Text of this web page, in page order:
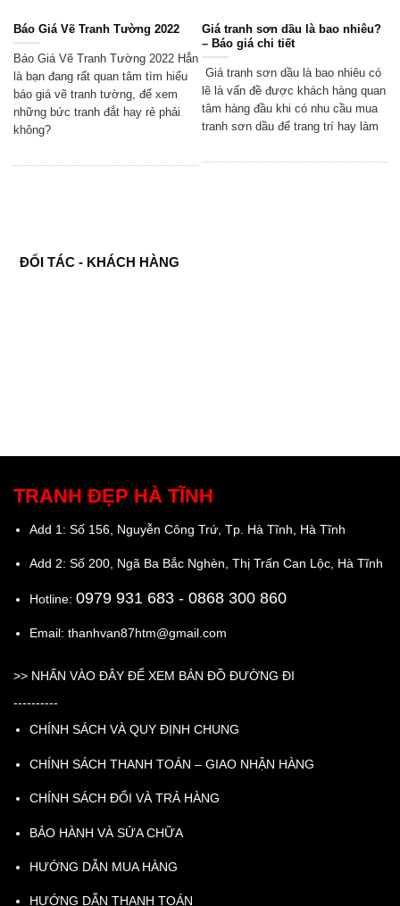
Báo Giá Vẽ Tranh Tường 2022
Báo Giá Vẽ Tranh Tường 2022 Hẳn
là bạn đang rất quan tâm tìm hiểu
báo giá vẽ tranh tường, để xem
những bức tranh đắt hay rẻ phải
không?
Giá tranh sơn dầu là bao nhiêu?
– Báo giá chi tiết
Giá tranh sơn dầu là bao nhiêu có
lẽ là vấn đề được khách hàng quan
tâm hàng đầu khi có nhu cầu mua
tranh sơn dầu để trang trí hay làm
ĐỐI TÁC - KHÁCH HÀNG
TRANH ĐẸP HÀ TĨNH
Add 1: Số 156, Nguyễn Công Trứ, Tp. Hà Tĩnh, Hà Tĩnh
Add 2: Số 200, Ngã Ba Bắc Nghèn, Thị Trấn Can Lộc, Hà Tĩnh
Hotline: 0979 931 683 - 0868 300 860
Email: thanhvan87htm@gmail.com
>> NHẤN VÀO ĐÂY ĐỂ XEM BẢN ĐỒ ĐƯỜNG ĐI
----------
CHÍNH SÁCH VÀ QUY ĐỊNH CHUNG
CHÍNH SÁCH THANH TOÁN – GIAO NHẬN HÀNG
CHÍNH SÁCH ĐỔI VÀ TRẢ HÀNG
BẢO HÀNH VÀ SỬA CHỮA
HƯỚNG DẪN MUA HÀNG
HƯỚNG DẪN THANH TOÁN